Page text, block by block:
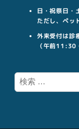
日・祝祭日・
ただし、ペッ
外来受付は診
（午前11:30
検
索